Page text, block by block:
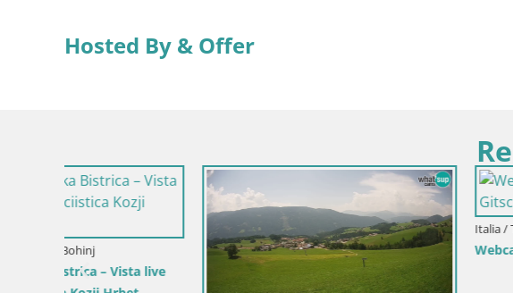
Hosted By & Offer
Italia / Trentino-Alto Adige / Rio
Webcam Gitschlift /